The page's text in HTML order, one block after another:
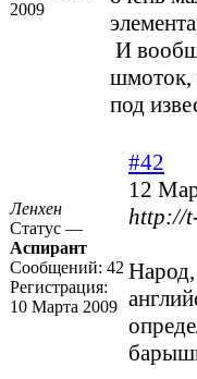
2009
И
шмоток,
под
Ленхен
Статус —
Аспирант
Сообщений: 42
Регистрация:
10 Марта 2009
#42
12
http://
Народ,